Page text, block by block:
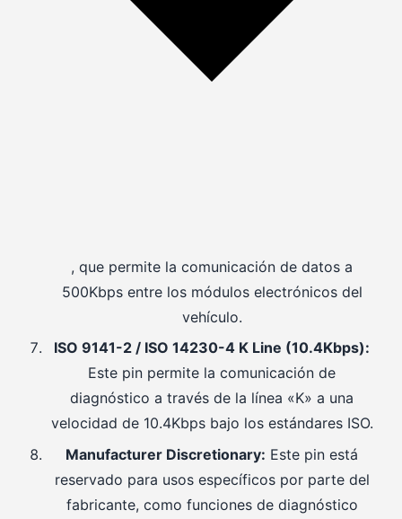
, que permite la comunicación de datos a
500Kbps entre los módulos electrónicos del
vehículo.
ISO 9141-2 / ISO 14230-4 K Line (10.4Kbps):
Este pin permite la comunicación de
diagnóstico a través de la línea «K» a una
velocidad de 10.4Kbps bajo los estándares ISO.
Manufacturer Discretionary: Este pin está
reservado para usos específicos por parte del
fabricante, como funciones de diagnóstico